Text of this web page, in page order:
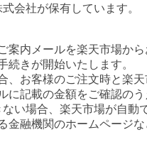
会社が保有しています。
案内メールを楽天市場から
続きが開始いたします。
、お客様のご注文時と楽
に記載の金額をご確認のう
い場合、楽天市場が自動
金融機関のホームページ